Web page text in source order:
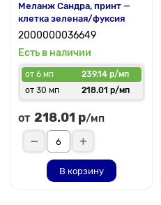
Меланж Сандра, принт —
клетка зеленая/фуксия
2000000036649
Есть в наличии
от 6 мп
239.14 р/мп
от 30 мп
218.01 р/мп
от 218.01 р/мп
В корзину